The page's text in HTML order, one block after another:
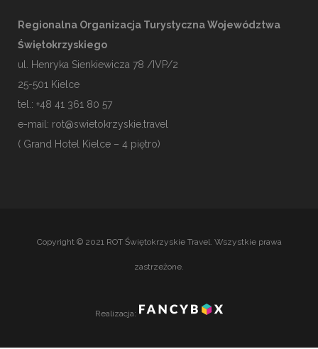
Regionalna Organizacja Turystyczna Województwa
Świętokrzyskiego
ul. Henryka Sienkiewicza 78 /IVP/2
25-501 Kielce
tel.: +48 41 361 80 57
e-mail: rot@swietokrzyskie.travel
( Grand Hotel Kielce – 4 piętro)
Copyright © 2021 ROT Świętokrzyskie Travel. Wszystkie prawa
zastrzeżone.
Realizacja: